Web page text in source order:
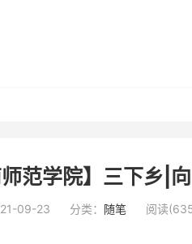
师范学院】三下乡|
09-23 分类： 随笔 阅读